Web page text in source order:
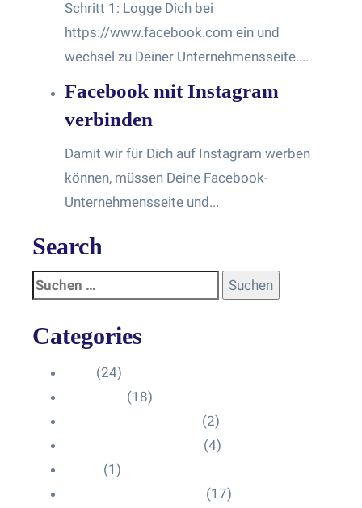
Schritt 1: Logge Dich bei
https://www.facebook.com ein und
wechsel zu Deiner Unternehmensseite....
Facebook mit Instagram
verbinden
Damit wir für Dich auf Instagram werben
können, müssen Deine Facebook-
Unternehmensseite und...
Search
Categories
(24)
(18)
(2)
(4)
(1)
(17)